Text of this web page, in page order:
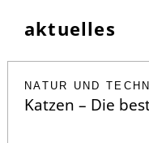
aktuelles
NATUR UND
Katzen – Die